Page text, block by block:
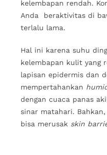
kelembapan rendah.
Anda beraktivitas di
terlalu lama.
Hal ini karena suhu
kelembapan kulit yang
lapisan epidermis dan
mempertahankan
dengan cuaca panas
sinar matahari.
bisa merusak skin